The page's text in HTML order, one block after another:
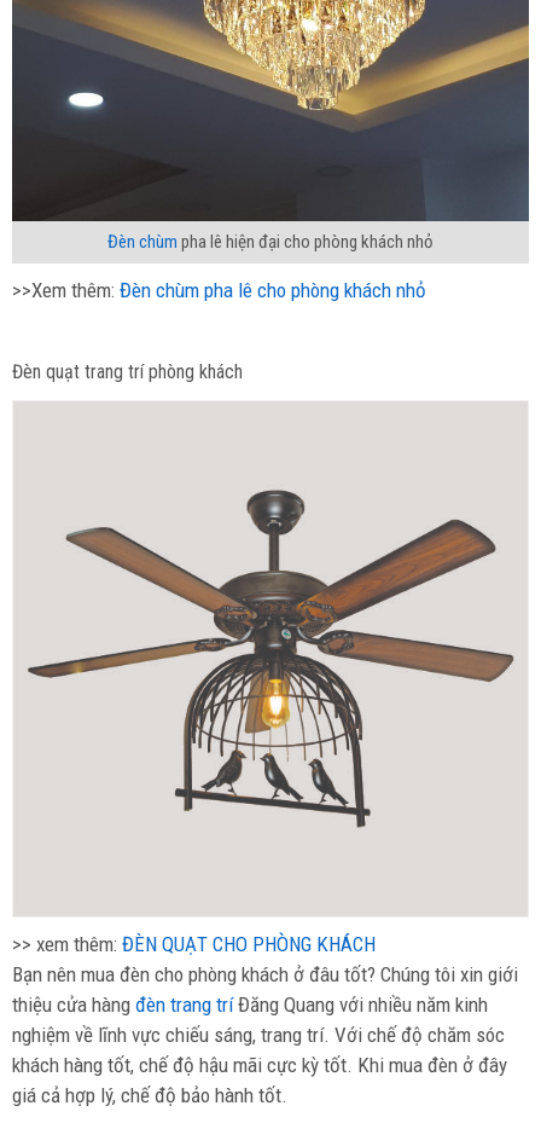
Đèn chùm pha lê hiện đại cho phòng khách nhỏ
>>Xem thêm: Đèn chùm pha lê cho phòng khách nhỏ
Đèn quạt trang trí phòng khách
>> xem thêm: ĐÈN QUẠT CHO PHÒNG KHÁCH
Bạn nên mua đèn cho phòng khách ở đâu tốt? Chúng tôi xin giới
thiệu cửa hàng đèn trang tríĐăng Quang với nhiều năm kinh
nghiệm về lĩnh vực chiếu sáng, trang trí. Với chế độ chăm sóc
khách hàng tốt, chế độ hậu mãi cực kỳ tốt. Khi mua đèn ở đây
giá cả hợp lý, chế độ bảo hành tốt.